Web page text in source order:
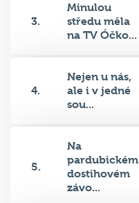
3.
Minulou
středu měla
na TV Óčko...
4.
Nejen u nás,
ale i v jedné
sou...
5.
Na
pardubickém
dostihovém
závo...